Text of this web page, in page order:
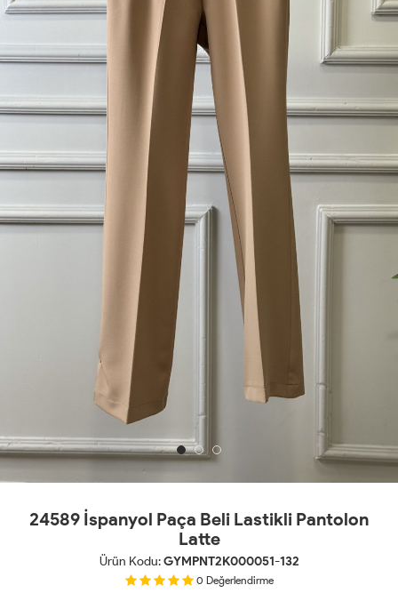
24589 İspanyol Paça Beli Lastikli Pantolon
Latte
Ürün Kodu:GYMPNT2K000051-132
0 Değerlendirme